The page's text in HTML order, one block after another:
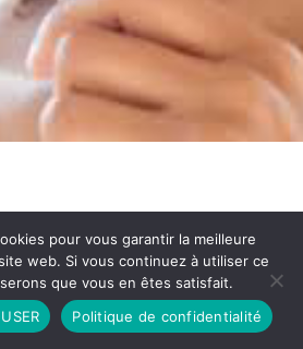
Politique de Confidentialité
CGU
par DIEUDUDIABLE
pour vous garantir la meilleure
web. Si vous continuez à utiliser ce
que vous en êtes satisfait.
Politique de confidentialité